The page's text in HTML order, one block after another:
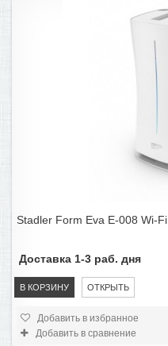
Stadler Form Eva E-008 Wi-Fi
В КОРЗИНУ ОТКРЫТЬ
Доставка 1-3 раб. дня
Добавить в избранное
Добавить в сравнение